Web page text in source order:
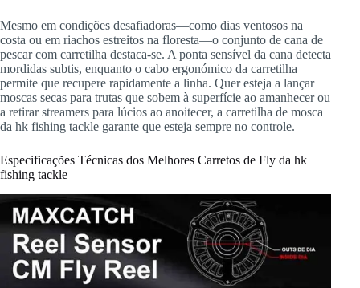
Mesmo em condições desafiadoras—como dias ventosos na
costa ou em riachos estreitos na floresta—o conjunto de cana de
pescar com carretilha destaca-se. A ponta sensível da cana detecta
mordidas subtis, enquanto o cabo ergonómico da carretilha
permite que recupere rapidamente a linha. Quer esteja a lançar
moscas secas para trutas que sobem à superfície ao amanhecer ou
a retirar streamers para lúcios ao anoitecer, a carretilha de mosca
da hk fishing tackle garante que esteja sempre no controle.
Especificações Técnicas dos Melhores Carretos de Fly da hk
fishing tackle